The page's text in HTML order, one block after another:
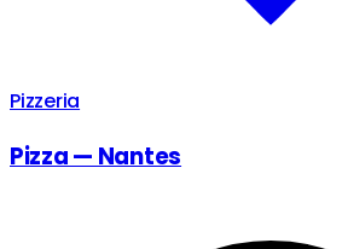
Pizzeria
Pizza — Nantes